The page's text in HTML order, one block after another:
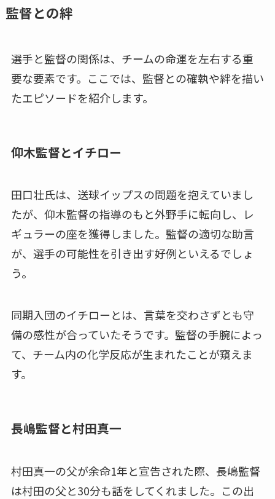
監督との絆
選手と監督の関係は、チームの命運を左右する重
要な要素です。ここでは、監督との確執や絆を描い
たエピソードを紹介します。
仰木監督とイチロー
田口壮氏は、送球イップスの問題を抱えていまし
たが、仰木監督の指導のもと外野手に転向し、レ
ギュラーの座を獲得しました。監督の適切な助言
が、選手の可能性を引き出す好例といえるでしょ
う。
同期入団のイチローとは、言葉を交わさずとも守
備の感性が合っていたそうです。監督の手腕によっ
て、チーム内の化学反応が生まれたことが窺えま
す。
長嶋監督と村田真一
村田真一の父が余命1年と宣告された際、長嶋監督
は村田の父と30分も話をしてくれました。この出